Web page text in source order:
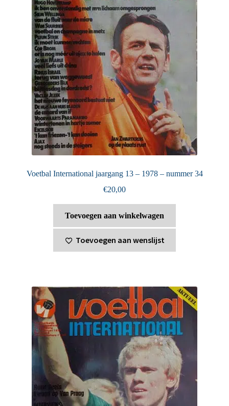
Voetbal International jaargang 13 – 1978 – nummer 34
€20,00
Toevoegen aan winkelwagen
Toevoegen aan wenslijst